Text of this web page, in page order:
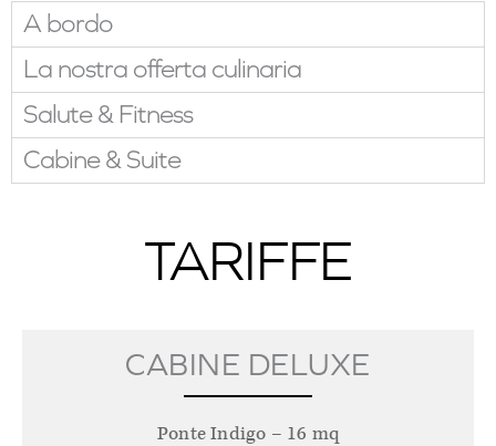
A bordo
La nostra offerta culinaria
Salute & Fitness
Cabine & Suite
TARIFFE
CABINE DELUXE
Ponte Indigo – 16 mq